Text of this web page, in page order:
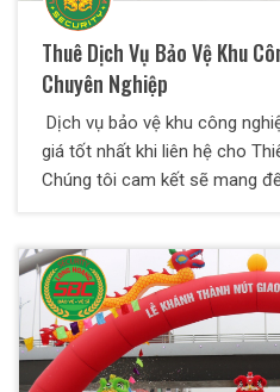
Thuê Dịch Vụ Bảo Vệ Khu
Chuyên Nghiệp
Dịch vụ bảo vệ khu công
giá tốt nhất khi liên hệ cho
Chúng tôi cam kết sẽ mang